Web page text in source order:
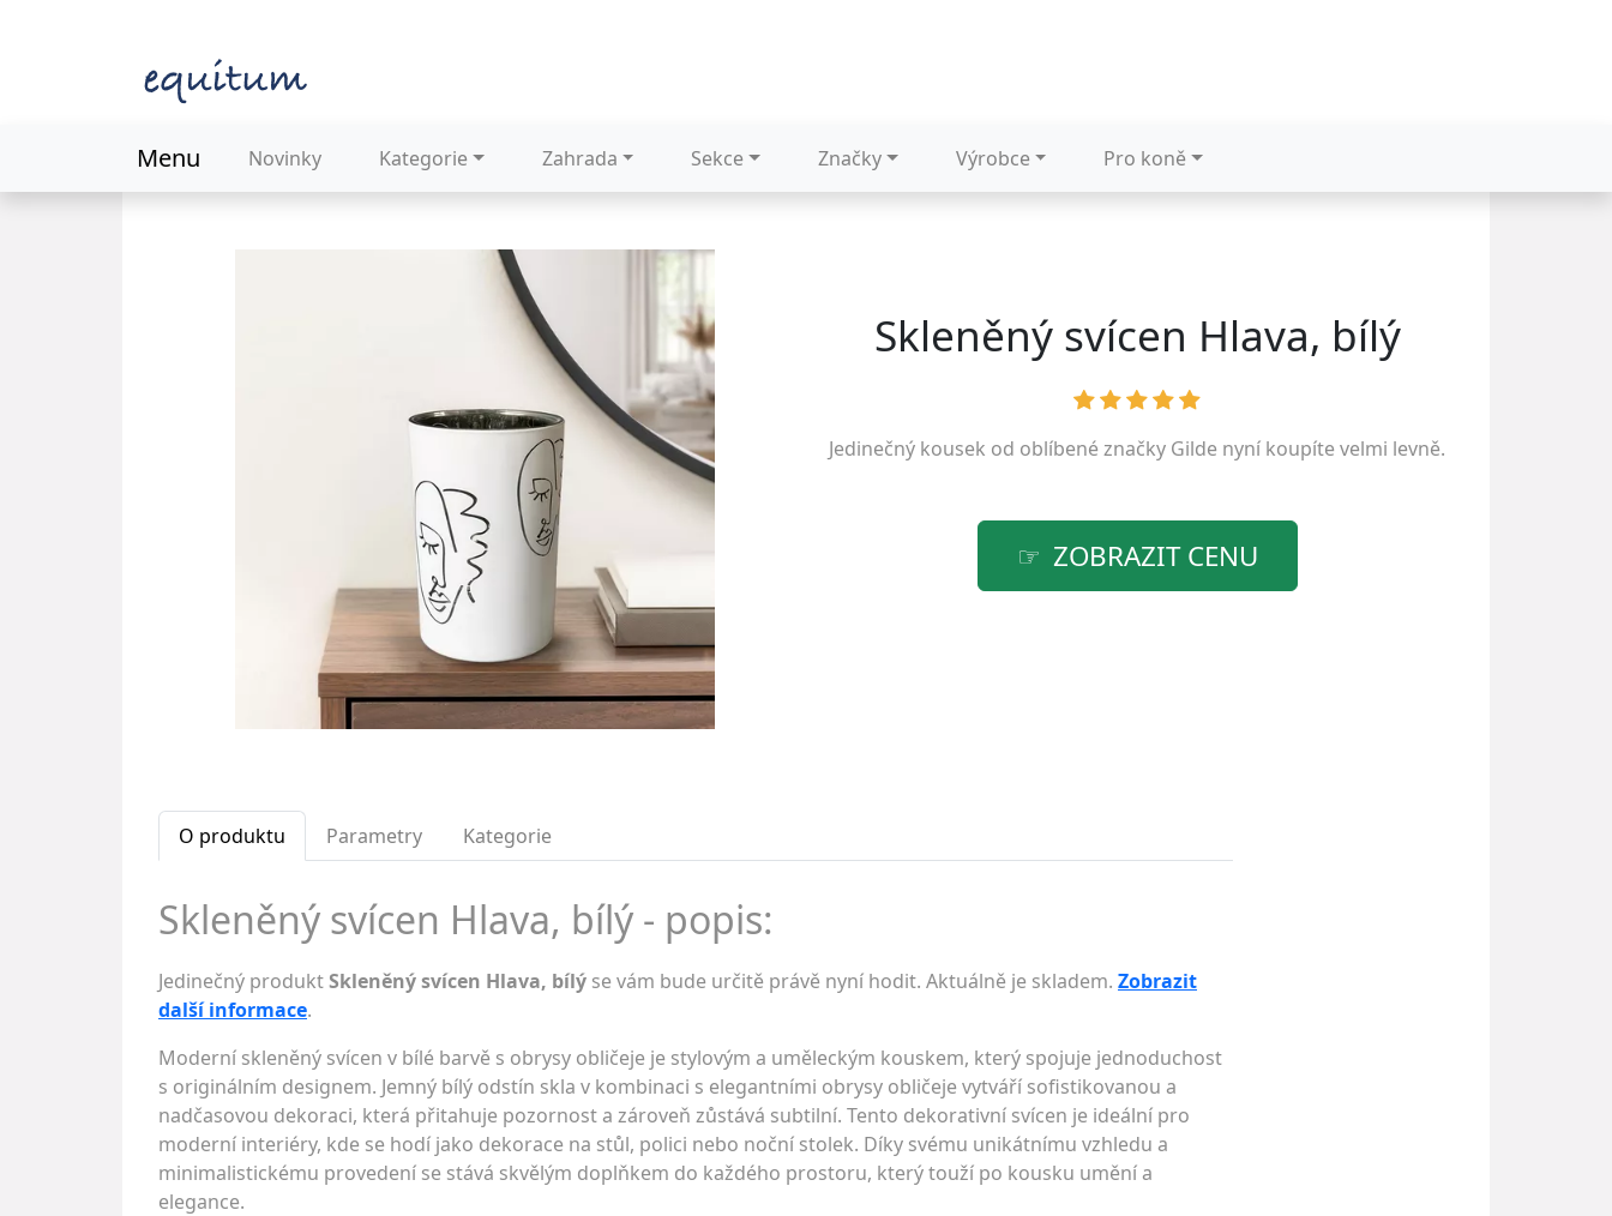
Menu Novinky Kategorie Zahrada Sekce Značky Výrobce Pro koně
Skleněný svícen Hlava, bílý
Jedinečný kousek od oblíbené značky Gilde nyní koupíte velmi levně.
ZOBRAZIT CENU
O produktu Parametry Kategorie
Skleněný svícen Hlava, bílý - popis:
Jedinečný produktSkleněný svícen Hlava, bílý se vám bude určitě právě nyní hodit. Aktuálně je skladem. Zobrazit
další informace.
Moderní skleněný svícen v bílé barvě s obrysy obličeje je stylovým a uměleckým kouskem, který spojuje jednoduchost
s originálním designem. Jemný bílý odstín skla v kombinaci s elegantními obrysy obličeje vytváří sofistikovanou a
nadčasovou dekoraci, která přitahuje pozornost a zároveň zůstává subtilní. Tento dekorativní svícen je ideální pro
moderní interiéry, kde se hodí jako dekorace na stůl, polici nebo noční stolek. Díky svému unikátnímu vzhledu a
minimalistickému provedení se stává skvělým doplňkem do každého prostoru, který touží po kousku umění a
elegance.